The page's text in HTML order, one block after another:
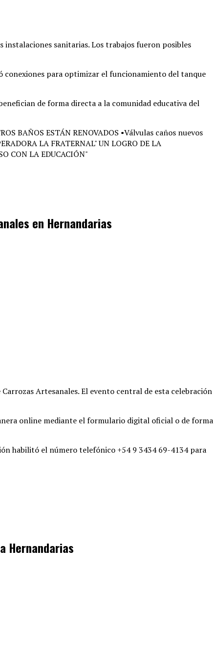
instalaciones sanitarias. Los trabajos fueron posibles
conexiones para optimizar el funcionamiento del tanque
de forma directa a la comunidad educativa del
en Hernandarias
Artesanales. El evento central de esta celebración
online mediante el formulario digital oficial o de forma
habilitó el número telefónico +54 9 3434 69-4134 para
Hernandarias